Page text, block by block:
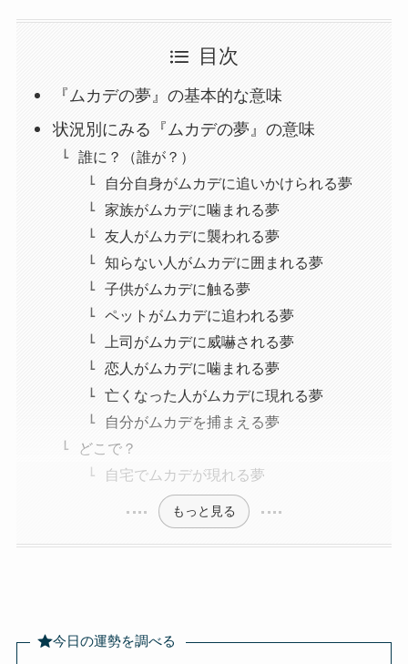
目次
『ムカデの夢』の基本的な意味
状況別にみる『ムカデの夢』の意味
誰に？（誰が？）
自分自身がムカデに追いかけられる夢
家族がムカデに噛まれる夢
友人がムカデに襲われる夢
知らない人がムカデに囲まれる夢
子供がムカデに触る夢
ペットがムカデに追われる夢
上司がムカデに威嚇される夢
恋人がムカデに噛まれる夢
亡くなった人がムカデに現れる夢
自分がムカデを捕まえる夢
どこで？
自宅でムカデが現れる夢
もっと見る
今日の運勢を調べる